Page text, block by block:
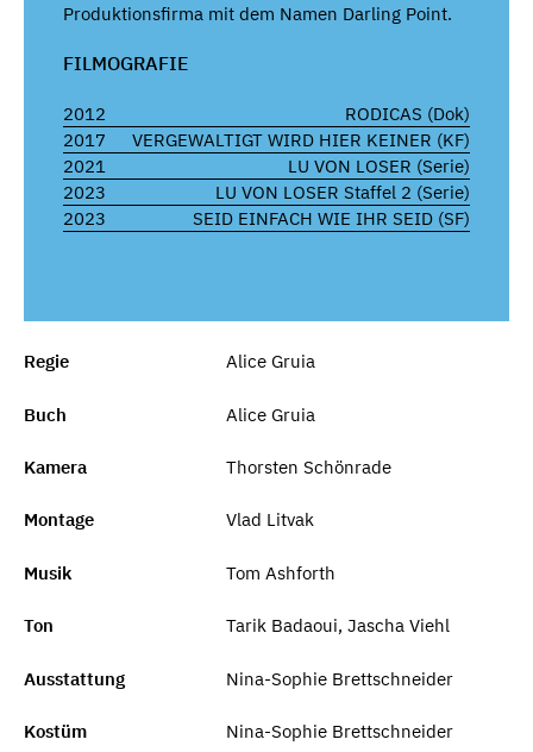
Produktionsfirma mit dem Namen Darling Point.
FILMOGRAFIE
2012
RODICAS (Dok)
2017
VERGEWALTIGT WIRD HIER KEINER (KF)
2021
LU VON LOSER (Serie)
2023
LU VON LOSER Staffel 2 (Serie)
2023
SEID EINFACH WIE IHR SEID (SF)
Regie Alice Gruia
Buch Alice Gruia
Kamera Thorsten Schönrade
Montage Vlad Litvak
Musik Tom Ashforth
Ton Tarik Badaoui, Jascha Viehl
Ausstattung Nina-Sophie Brettschneider
Kostüm Nina-Sophie Brettschneider